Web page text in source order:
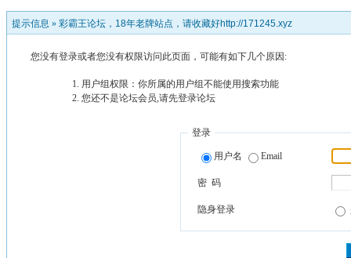
提示信息 » 彩霸王论坛，18年老牌站点，请收藏好http://171245.xyz
您没有登录或者您没有权限访问此页面，可能有如下几个原因:
用户组权限：你所属的用户组不能使用搜索功能
您还不是论坛会员,请先登录论坛
登录
用户名 Email
密 码
隐身登录